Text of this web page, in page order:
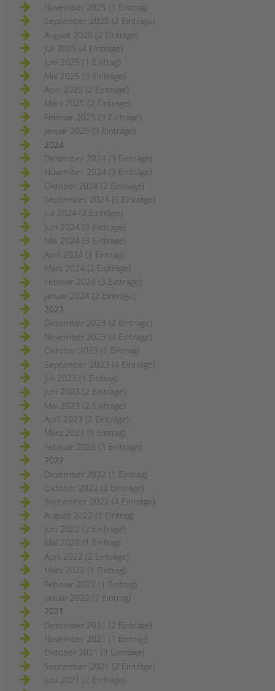
November 2025 (1 Eintrag)
September 2025 (2 Einträge)
August 2025 (2 Einträge)
Juli 2025 (4 Einträge)
Juni 2025 (1 Eintrag)
Mai 2025 (3 Einträge)
April 2025 (2 Einträge)
März 2025 (2 Einträge)
Februar 2025 (3 Einträge)
Januar 2025 (3 Einträge)
2024
Dezember 2024 (3 Einträge)
November 2024 (3 Einträge)
Oktober 2024 (2 Einträge)
September 2024 (5 Einträge)
Juli 2024 (2 Einträge)
Juni 2024 (3 Einträge)
Mai 2024 (3 Einträge)
April 2024 (1 Eintrag)
März 2024 (2 Einträge)
Februar 2024 (3 Einträge)
Januar 2024 (2 Einträge)
2023
Dezember 2023 (2 Einträge)
November 2023 (4 Einträge)
Oktober 2023 (1 Eintrag)
September 2023 (4 Einträge)
Juli 2023 (1 Eintrag)
Juni 2023 (2 Einträge)
Mai 2023 (2 Einträge)
April 2023 (2 Einträge)
März 2023 (1 Eintrag)
Februar 2023 (3 Einträge)
2022
Dezember 2022 (1 Eintrag)
Oktober 2022 (2 Einträge)
September 2022 (4 Einträge)
August 2022 (1 Eintrag)
Juni 2022 (2 Einträge)
Mai 2022 (1 Eintrag)
April 2022 (2 Einträge)
März 2022 (1 Eintrag)
Februar 2022 (1 Eintrag)
Januar 2022 (1 Eintrag)
2021
Dezember 2021 (2 Einträge)
November 2021 (1 Eintrag)
Oktober 2021 (3 Einträge)
September 2021 (2 Einträge)
Juni 2021 (2 Einträge)